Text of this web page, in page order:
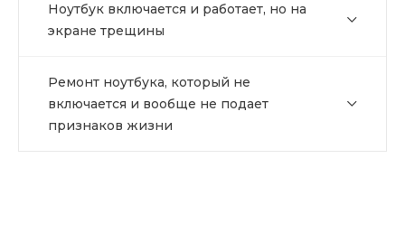
Ноутбук включается и работает, но на
экране трещины
Ремонт ноутбука, который не
включается и вообще не подает
признаков жизни